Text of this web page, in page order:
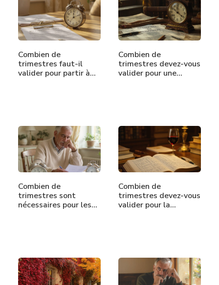
Combien de
trimestres faut-il
valider pour partir à…
Combien de
trimestres devez-vous
valider pour une…
Combien de
trimestres sont
nécessaires pour les…
Combien de
trimestres devez-vous
valider pour la…